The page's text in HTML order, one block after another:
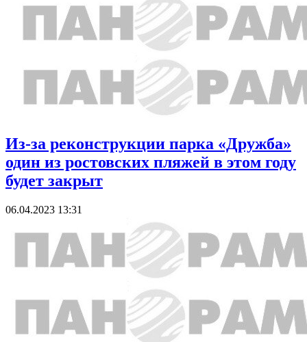
Из-за реконструкции парка «Дружба»
один из ростовских пляжей в этом году
будет закрыт
06.04.2023 13:31